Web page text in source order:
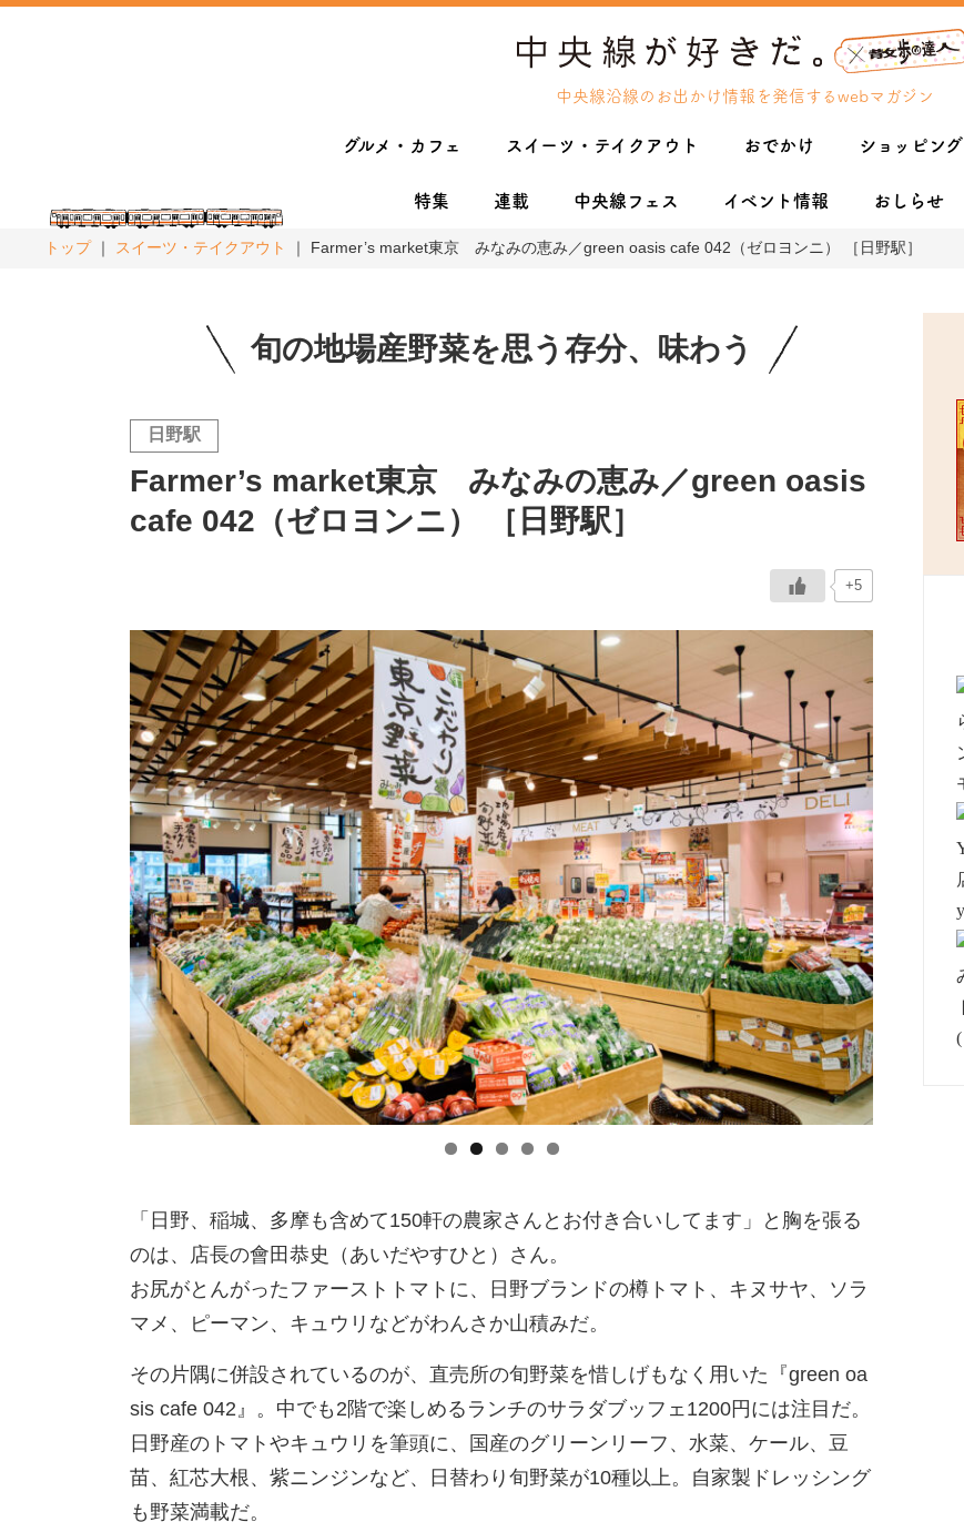
中央線沿線のお出かけ情報を発信するwebマガジン
グルメ・カフェ スイーツ・テイクアウト おでかけ ショッピング
特集 連載 中央線フェス イベント情報 おしらせ
トップ スイーツ・テイクアウト Farmer’s market東京 みなみの恵み／green oasis cafe 042（ゼロヨンニ） ［日野駅］
旬の地場産野菜を思う存分、味わう
日野駅
Farmer’s market東京 みなみの恵み／green oasis
cafe 042（ゼロヨンニ） ［日野駅］
+5
「日野、稲城、多摩も含めて150軒の農家さんとお付き合いしてます」と胸を張る
のは、店長の會田恭史（あいだやすひと）さん。
お尻がとんがったファーストトマトに、日野ブランドの樽トマト、キヌサヤ、ソラ
マメ、ピーマン、キュウリなどがわんさか山積みだ。
その片隅に併設されているのが、直売所の旬野菜を惜しげもなく用いた『green oa
sis cafe 042』。中でも2階で楽しめるランチのサラダブッフェ1200円には注目だ。
日野産のトマトやキュウリを筆頭に、国産のグリーンリーフ、水菜、ケール、豆
苗、紅芯大根、紫ニンジンなど、日替わり旬野菜が10種以上。自家製ドレッシング
も野菜満載だ。